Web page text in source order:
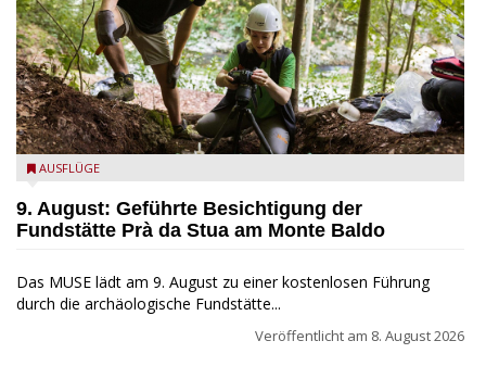
die archäologische Fundstätte Riparo Prà da Stua am Monte
AUSFLÜGE
9. August: Geführte Besichtigung der
Fundstätte Prà da Stua am Monte Baldo
Das MUSE lädt am 9. August zu einer kostenlosen Führung
durch die archäologische Fundstätte...
Veröffentlicht am 8. August 2026